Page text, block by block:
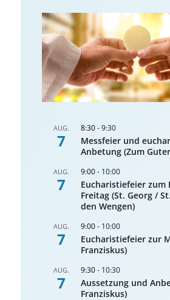
AUG.
7
8:30-9:30
Messfeier und
Anbetung (Zum
AUG.
7
9:00- 10:00
Eucharistiefeier zum
Freitag (St. Georg /
den Wengen)
AUG.
7
9:00- 10:00
Eucharistiefeier zur
Franziskus)
AUG.
7
9:30- 10:30
Aussetzung und
Franziskus)